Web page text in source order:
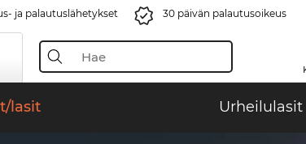
ja palautuslähetykset 30 päivän palautusoikeus
lasit Urheilulasit